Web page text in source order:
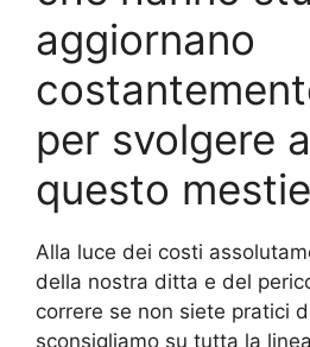
aggiornano
per svolgere
questo
Alla luce dei costi
della nostra ditta e del
correre se non siete pratici
sconsigliamo su tutta la